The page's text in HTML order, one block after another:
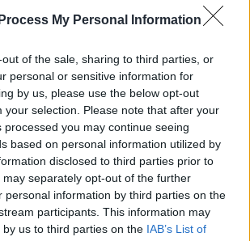
My Personal Information
of the sale, sharing to third parties, or
personal or sensitive information for
by us, please use the below opt-out
your selection. Please note that after your
processed you may continue seeing
based on personal information utilized by
disclosed to third parties prior to
separately opt-out of the further
personal information by third parties on the
participants. This information may
us to third parties on the IAB’s List of
film
hétvégi
bevétel
$125.0m
Végtelen háború
$12.5m
$7.7m
$6.0m
$4.2m
$3.9m